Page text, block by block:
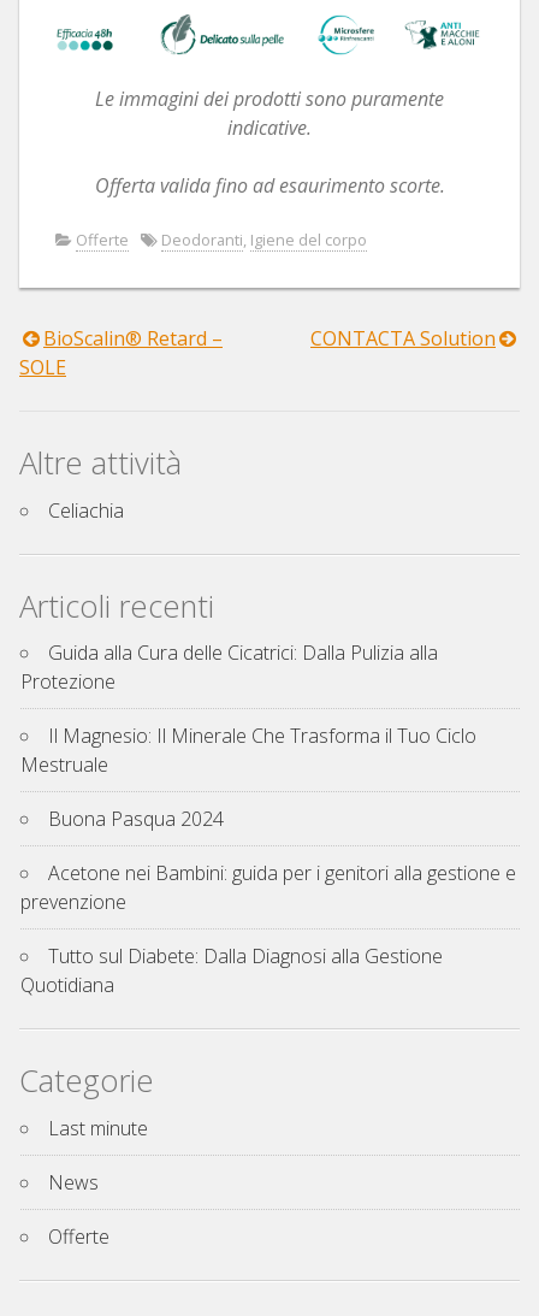
Le immagini dei prodotti sono puramente
indicative.
Offerta valida fino ad esaurimento scorte.
Offerte Deodoranti, Igiene del corpo
Navigazione
BioScalin® Retard –
SOLE
CONTACTA Solution
Altre attività
Celiachia
Articoli recenti
Guida alla Cura delle Cicatrici: Dalla Pulizia alla
Protezione
Il Magnesio: Il Minerale Che Trasforma il Tuo Ciclo
Mestruale
Buona Pasqua 2024
Acetone nei Bambini: guida per i genitori alla gestione e
prevenzione
Tutto sul Diabete: Dalla Diagnosi alla Gestione
Quotidiana
Categorie
Last minute
News
Offerte